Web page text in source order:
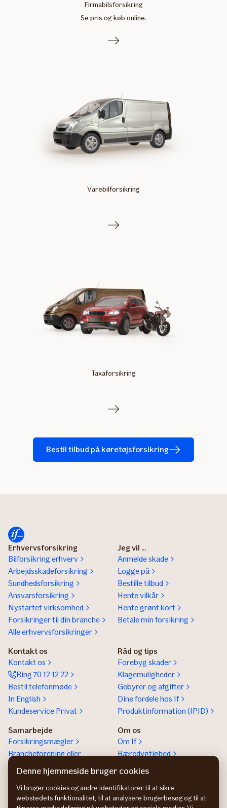
Firmabilsforsikring
Se pris og køb online.
Varebilforsikring
Taxaforsikring
Bestil tilbud på køretøjsforsikring
Erhvervsforsikring
Bilforsikring erhverv
Arbejdsskadeforsikring
Sundhedsforsikring
Ansvarsforsikring
Nystartet virksomhed
Forsikringer til din branche
Alle erhvervsforsikringer
Jeg vil ...
Anmelde skade
Logge på
Bestille tilbud
Hente vilkår
Hente grønt kort
Betale min forsikring
Kontakt os
Kontakt os
Ring 70 12 12 22
Bestil telefonmøde
In English
Kundeservice Privat
Råd og tips
Forebyg skader
Klagemuligheder
Gebyrer og afgifter
Dine fordele hos If
Produktinformation (IPID)
Samarbejde
Forsikringsmægler
Brancheforening eller
organisation
If vejhjælp Europa
Bliv partner
Om os
Om If
Bæredygtighed
Denne hjemmeside bruger cookies
Vi bruger cookies og andre identifikatorer til at sikre
webstedets funktionalitet, til at analysere brugerbesøg og til at